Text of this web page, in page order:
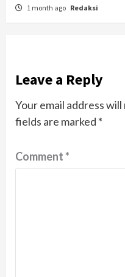
1 month ago Redaksi
Leave a Reply
Your email address
fields are marked *
Comment*